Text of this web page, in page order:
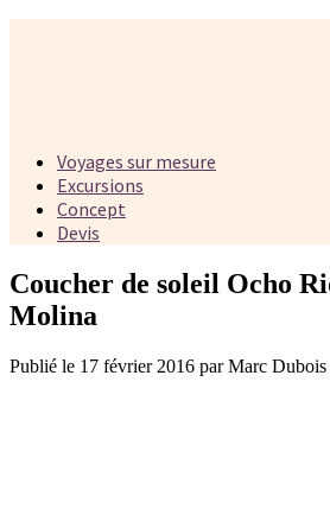
Voyages sur mesure
Excursions
Concept
Devis
Coucher de soleil Ocho
Molina
Publié le 17 février 2016 par Marc Dubois